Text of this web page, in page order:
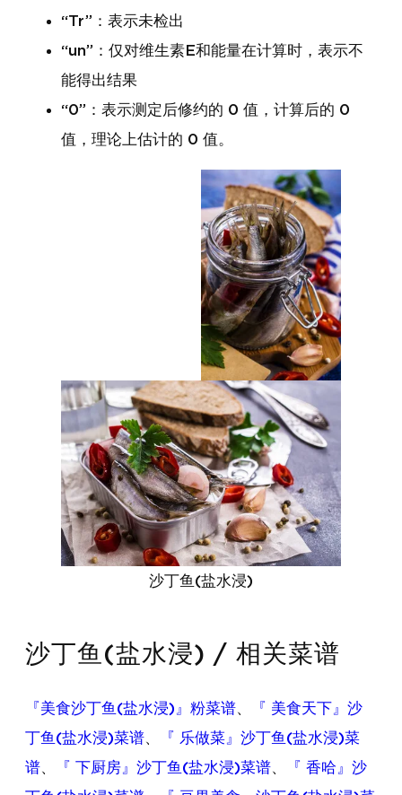
“Tr”：表示未检出
“un”：仅对维生素E和能量在计算时，表示不
能得出结果
“0”：表示测定后修约的 0 值，计算后的 0
值，理论上估计的 0 值。
沙丁鱼(盐水浸)
沙丁鱼(盐水浸) / 相关菜谱
『美食沙丁鱼(盐水浸)』粉菜谱、
『 美食天下』沙
丁鱼(盐水浸)菜谱、
『 乐做菜』沙丁鱼(盐水浸)菜
谱、 『 下厨房』沙丁鱼(盐水浸)菜谱、
『 香哈』沙